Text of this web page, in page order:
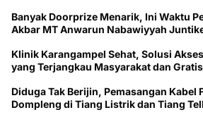
Banyak Doorprize Menarik, Ini Waktu
Akbar MT Anwarun Nabawiyyah
Klinik Karangampel Sehat, Solusi
yang Terjangkau Masyarakat dan
Diduga Tak Berijin, Pemasangan Kabel
Dompleng di Tiang Listrik dan Tiang